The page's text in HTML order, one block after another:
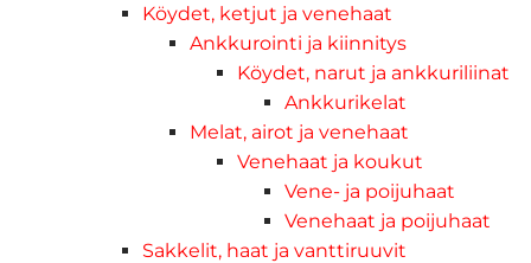
Köydet, ketjut ja venehaat
Ankkurointi ja kiinnitys
Köydet, narut ja ankkuriliinat
Ankkurikelat
Melat, airot ja venehaat
Venehaat ja koukut
Vene- ja poijuhaat
Venehaat ja poijuhaat
Sakkelit, haat ja vanttiruuvit